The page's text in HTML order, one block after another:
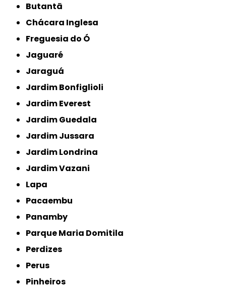
Butantã
Chácara Inglesa
Freguesia do Ó
Jaguaré
Jaraguá
Jardim Bonfiglioli
Jardim Everest
Jardim Guedala
Jardim Jussara
Jardim Londrina
Jardim Vazani
Lapa
Pacaembu
Panamby
Parque Maria Domitila
Perdizes
Perus
Pinheiros